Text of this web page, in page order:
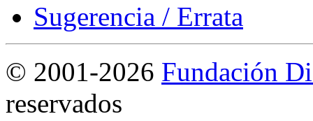
Sugerencia / Errata
© 2001-2026 Fundación
reservados